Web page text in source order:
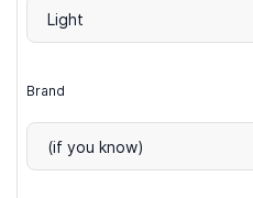
Light
Brand
(if you know)